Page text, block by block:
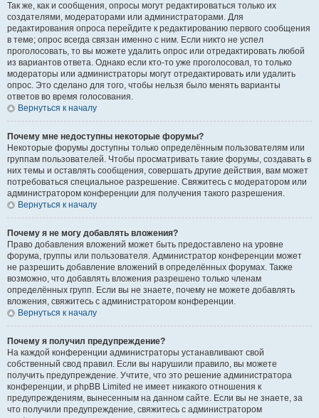
Так же, как и сообщения, опросы могут редактироваться только их
создателями, модераторами или администраторами. Для
редактирования опроса перейдите к редактированию первого сообщения
в теме; опрос всегда связан именно с ним. Если никто не успел
проголосовать, то вы можете удалить опрос или отредактировать любой
из вариантов ответа. Однако если кто-то уже проголосовал, то только
модераторы или администраторы могут отредактировать или удалить
опрос. Это сделано для того, чтобы нельзя было менять варианты
ответов во время голосования.
Вернуться к началу
Почему мне недоступны некоторые форумы?
Некоторые форумы доступны только определённым пользователям или
группам пользователей. Чтобы просматривать такие форумы, создавать в
них темы и оставлять сообщения, совершать другие действия, вам может
потребоваться специальное разрешение. Свяжитесь с модератором или
администратором конференции для получения такого разрешения.
Вернуться к началу
Почему я не могу добавлять вложения?
Право добавления вложений может быть предоставлено на уровне
форума, группы или пользователя. Администратор конференции может
не разрешить добавление вложений в определённых форумах. Также
возможно, что добавлять вложения разрешено только членам
определённых групп. Если вы не знаете, почему не можете добавлять
вложения, свяжитесь с администратором конференции.
Вернуться к началу
Почему я получил предупреждение?
На каждой конференции администраторы устанавливают свой
собственный свод правил. Если вы нарушили правило, вы можете
получить предупреждение. Учтите, что это решение администратора
конференции, и phpBB Limited не имеет никакого отношения к
предупреждениям, вынесенным на данном сайте. Если вы не знаете, за
что получили предупреждение, свяжитесь с администратором